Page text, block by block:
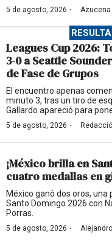
5 de agosto, 2026 · Azucena
Leagues Cup 2026:
3-0 a Seattle
de Fase de Grupos
El encuentro apenas
minuto 3, tras un tiro de
Gallardo apareció para
5 de agosto, 2026 ·
¡México brilla en
cuatro medallas en
México ganó dos oros,
Santo Domingo 2026 con
Porras.
5 de agosto, 2026 ·